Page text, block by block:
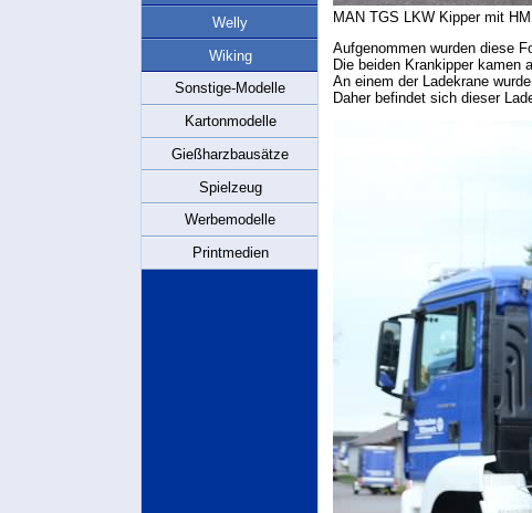
Welly
Wiking
Sonstige-Modelle
Kartonmodelle
Gießharzbausätze
Spielzeug
Werbemodelle
Printmedien
MAN TGS LKW Kipper mit
Aufgenommen wurden diese
Die beiden Krankipper kamen
An einem der Ladekrane
Daher befindet sich dieser